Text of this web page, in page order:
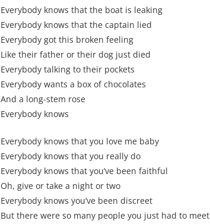
Everybody knows that the boat is leaking
Everybody knows that the captain lied
Everybody got this broken feeling
Like their father or their dog just died
Everybody talking to their pockets
Everybody wants a box of chocolates
And a long-stem rose
Everybody knows
Everybody knows that you love me baby
Everybody knows that you really do
Everybody knows that you’ve been faithful
Oh, give or take a night or two
Everybody knows you’ve been discreet
But there were so many people you just had to meet